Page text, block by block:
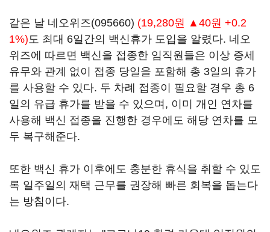
같은 날 네오위즈(095660) (19,280원 ▲40원 +0.2
1%)도 최대 6일간의 백신휴가 도입을 알렸다. 네오
위즈에 따르면 백신을 접종한 임직원들은 이상 증세
유무와 관계 없이 접종 당일을 포함해 총 3일의 휴가
를 사용할 수 있다. 두 차례 접종이 필요할 경우 총 6
일의 유급 휴가를 받을 수 있으며, 이미 개인 연차를
사용해 백신 접종을 진행한 경우에도 해당 연차를 모
두 복구해준다.
또한 백신 휴가 이후에도 충분한 휴식을 취할 수 있도
록 일주일의 재택 근무를 권장해 빠른 회복을 돕는다
는 방침이다.